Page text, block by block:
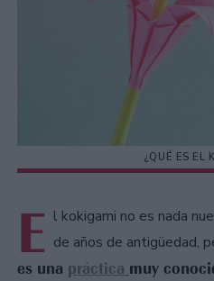
¿QUÉ ES EL
E l kokigami no es nada
de años de antigüedad,
es una práctica muy